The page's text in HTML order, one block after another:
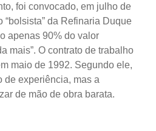
foi convocado, em julho de
“bolsista” da Refinaria Duque
apenas 90% do valor
mais”. O contrato de trabalho
maio de 1992. Segundo ele,
de experiência, mas a
de mão de obra barata.